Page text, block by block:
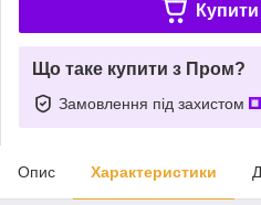
Купити
Що таке купити з Пром?
Замовлення під захистом
Опис Характеристики